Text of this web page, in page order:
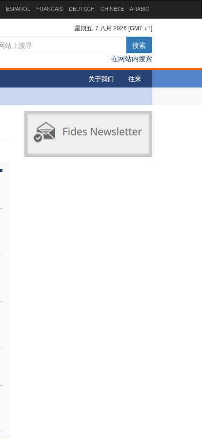
ESPAÑOL FRANÇAIS DEUTSCH CHINESE ARABIC
星期五, 7 八月 2026 [GMT +1]
搜索
在网站内搜索
关于我们 往来